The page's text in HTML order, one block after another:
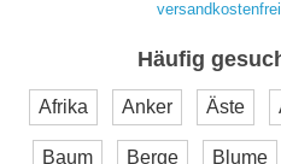
Häufig
Afrika Anker Äste
Baum Berge Blume